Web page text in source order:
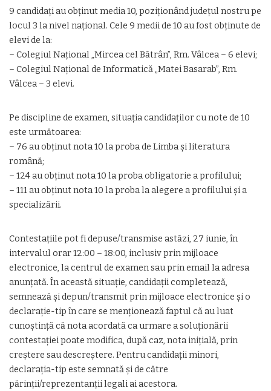
9 candidaţi au obţinut media 10, poziţionând judeţul nostru pe
locul 3 la nivel naţional. Cele 9 medii de 10 au fost obţinute de
elevi de la:
– Colegiul Naţional „Mircea cel Bătrân”, Rm. Vâlcea – 6 elevi;
– Colegiul Naţional de Informatică „Matei Basarab”, Rm.
Vâlcea – 3 elevi.
Pe discipline de examen, situația candidaților cu note de 10
este următoarea:
– 76 au obținut nota 10 la proba de Limba și literatura
română;
– 124 au obținut nota 10 la proba obligatorie a profilului;
– 111 au obținut nota 10 la proba la alegere a profilului și a
specializării.
Contestațiile pot fi depuse/transmise astăzi, 27 iunie, în
intervalul orar 12:00 – 18:00, inclusiv prin mijloace
electronice, la centrul de examen sau prin email la adresa
anunţată. În această situație, candidații completează,
semnează și depun/transmit prin mijloace electronice și o
declarație-tip în care se menționează faptul că au luat
cunoștință că nota acordată ca urmare a soluționării
contestației poate modifica, după caz, nota inițială, prin
creștere sau descreștere. Pentru candidații minori,
declarația-tip este semnată și de către
părinții/reprezentanții legali ai acestora.